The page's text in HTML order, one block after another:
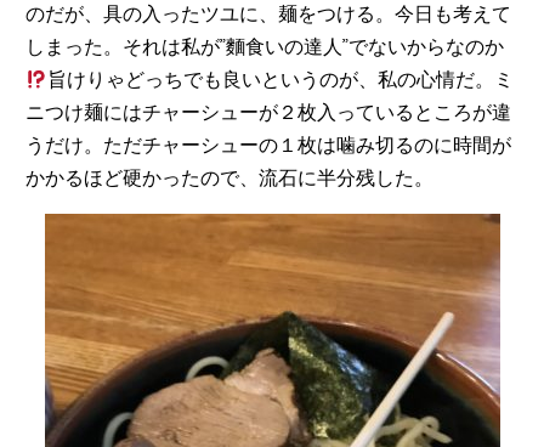
のだが、具の入ったツユに、麺をつける。今日も考えて
しまった。それは私が”麵食いの達人”でないからなのか
旨けりゃどっちでも良いというのが、私の心情だ。ミ
ニつけ麺にはチャーシューが２枚入っているところが違
うだけ。ただチャーシューの１枚は噛み切るのに時間が
かかるほど硬かったので、流石に半分残した。